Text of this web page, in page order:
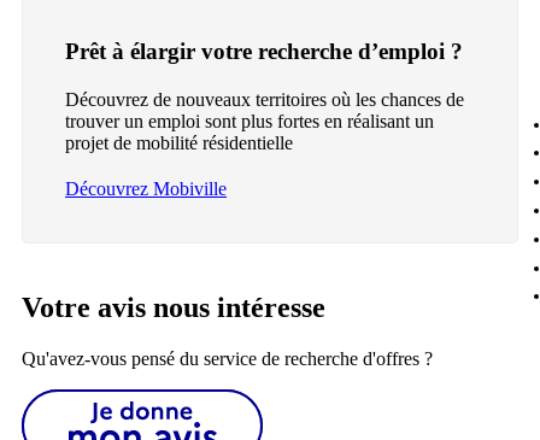
Prêt à élargir votre recherche d’emploi ?
Découvrez de nouveaux territoires où les chances de
trouver un emploi sont plus fortes en réalisant un
projet de mobilité résidentielle
Découvrez Mobiville
Votre avis nous intéresse
Qu'avez-vous pensé du service de recherche d'offres ?